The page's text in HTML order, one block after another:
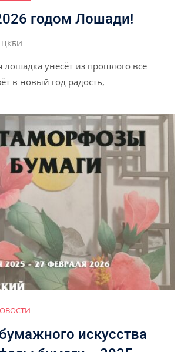
годом Лошади!
ЦКБИ
лошадка унесёт из прошлого все
в новый год радость,
искусства